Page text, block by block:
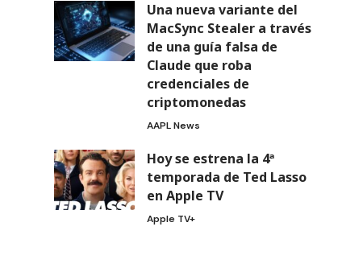
Una nueva variante del
MacSync Stealer a través
de una guía falsa de
Claude que roba
credenciales de
criptomonedas
AAPL News
Hoy se estrena la 4ª
temporada de Ted Lasso
en Apple TV
Apple TV+